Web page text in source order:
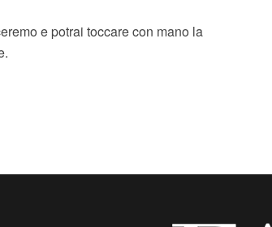
e potrai toccare con mano la